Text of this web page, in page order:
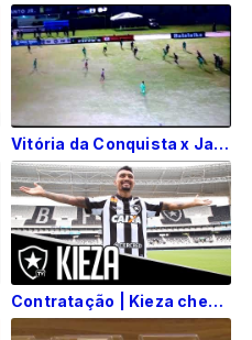
Vitória da Conquista x Jacuipense - 6ª rodada do Campeonato Baiano 2018
Contratação | Kieza chegou!